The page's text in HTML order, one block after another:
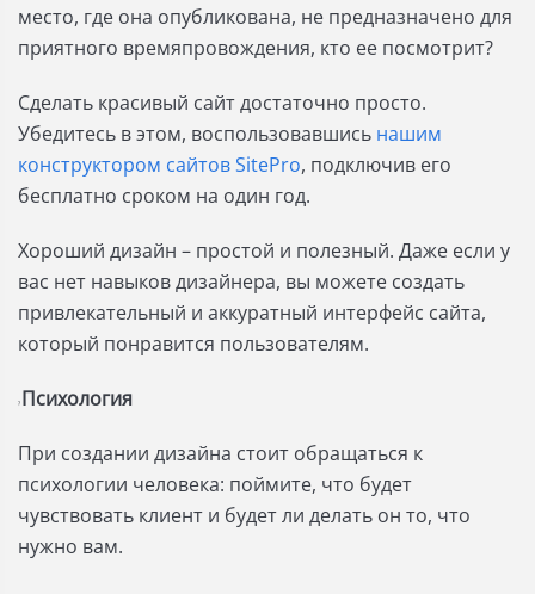
место, где она опубликована, не предназначено для
приятного времяпровождения, кто ее посмотрит?
Сделать красивый сайт достаточно просто.
Убедитесь в этом, воспользовавшись нашим
конструктором сайтов SitePro, подключив его
бесплатно сроком на один год.
Хороший дизайн – простой и полезный. Даже если у
вас нет навыков дизайнера, вы можете создать
привлекательный и аккуратный интерфейс сайта,
который понравится пользователям.
? Психология
При создании дизайна стоит обращаться к
психологии человека: поймите, что будет
чувствовать клиент и будет ли делать он то, что
нужно вам.